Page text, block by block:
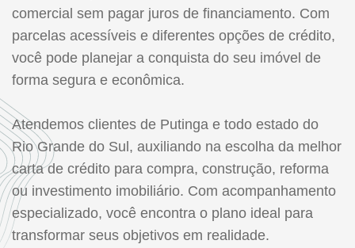
comercial sem pagar juros de financiamento. Com
parcelas acessíveis e diferentes opções de crédito,
você pode planejar a conquista do seu imóvel de
forma segura e econômica.
Atendemos clientes de Putinga e todo estado do
Rio Grande do Sul, auxiliando na escolha da melhor
carta de crédito para compra, construção, reforma
ou investimento imobiliário. Com acompanhamento
especializado, você encontra o plano ideal para
transformar seus objetivos em realidade.